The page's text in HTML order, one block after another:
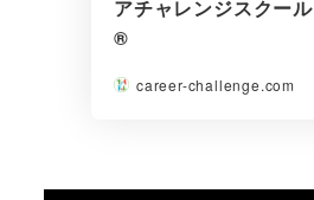
アチャレンジスクール
®︎
career-challenge.com